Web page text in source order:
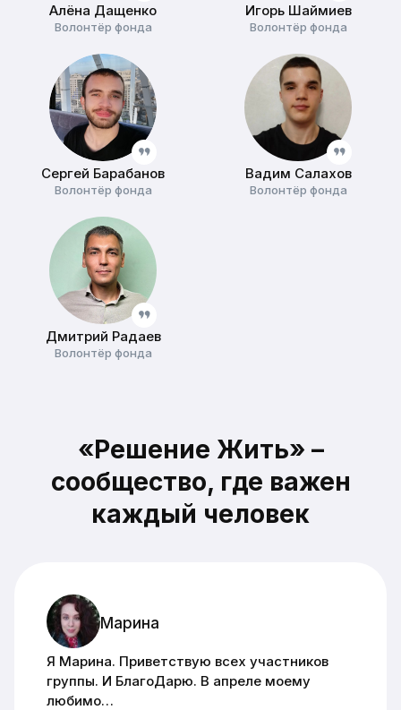
Алёна Дащенко
Волонтёр фонда
Игорь Шаймиев
Волонтёр фонда
Сергей Барабанов
Волонтёр фонда
Вадим Салахов
Волонтёр фонда
Дмитрий Радаев
Волонтёр фонда
«Решение Жить» –
сообщество, где важен
каждый человек
Марина
Я Марина. Приветствую всех участников
группы. И БлагоДарю. В апреле моему
любимо…